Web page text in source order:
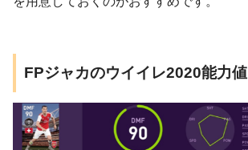
FPジャカのウイイレ2020能力値